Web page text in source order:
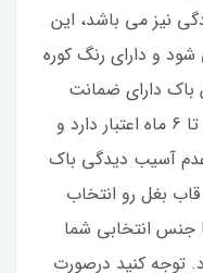
نیز می باشد، این
و دارای رنگ کوره
این باک دارای ضمانت
تعویض کالا می باشد، این ضمانت تا 6 ماه اعتبار دارد و
آسیب دیدگی باک
بغل رو انتخاب
انتخابی شما
توجه کنید درصورت